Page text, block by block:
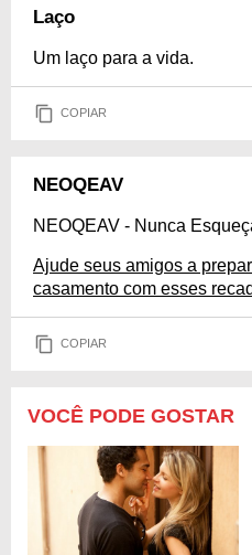
Laço
Um laço para a vida.
COPIAR
NEOQEAV
NEOQEAV - Nunca
Ajude seus amigos a
casamento com esses
COPIAR
VOCÊ PODE GOSTAR